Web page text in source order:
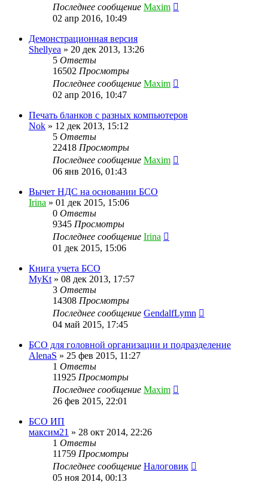
Последнее сообщение Maxim
02 апр 2016, 10:49
Демонстрационная версия
Shellyea » 20 дек 2013, 13:26
5 Ответы
16502 Просмотры
Последнее сообщение Maxim
02 апр 2016, 10:47
Печать бланков с разных компьютеров
Nok » 12 дек 2013, 15:12
5 Ответы
22418 Просмотры
Последнее сообщение Maxim
06 янв 2016, 01:43
Вычет НДС на основании БСО
Irina » 01 дек 2015, 15:06
0 Ответы
9345 Просмотры
Последнее сообщение Irina
01 дек 2015, 15:06
Книга учета БСО
MyKt » 08 дек 2013, 17:57
3 Ответы
14308 Просмотры
Последнее сообщение GendalfLymn
04 май 2015, 17:45
БСО для головной организации и подразделение
AlenaS » 25 фев 2015, 11:27
1 Ответы
11925 Просмотры
Последнее сообщение Maxim
26 фев 2015, 22:01
БСО ИП
максим21 » 28 окт 2014, 22:26
1 Ответы
11759 Просмотры
Последнее сообщение Налоговик
05 ноя 2014, 00:13